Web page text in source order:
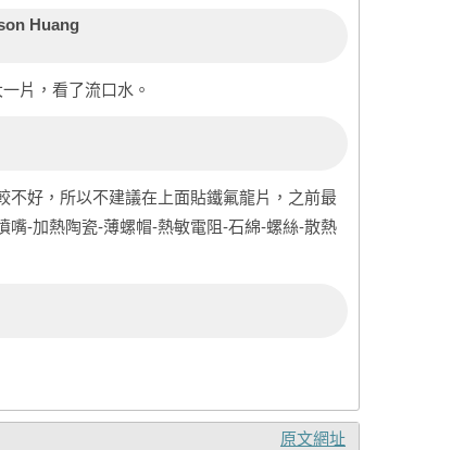
Huang
片，看了流口水。
不好，所以不建議在上面貼鐵氟龍片，之前最
嘴-加熱陶瓷-薄螺帽-熱敏電阻-石綿-螺絲-散熱
原文網址